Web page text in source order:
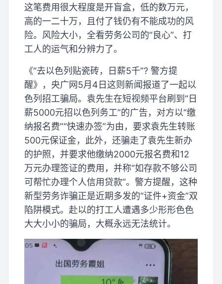
这笔费用很大程度是开盲盒，低的数万元，
高的一二十万，且付了钱仍有不能成功的风
险。风险大小，全看劳务公司的“良心”、打
工人的运气和分辨力了。
《“去以色列贴瓷砖，日薪5千”? 警方提
醒》，央广网5月4日这则新闻报道了一起以
色列招工骗局。袁先生在短视频平台刷到“日
薪5000元招以色列务工”的广告，对方以“缴
纳报名费”“快速办签”为由，要求袁先生转账
500元保证金，此外，还骗走了袁先生新办
的护照，并要求他缴纳2000元报名费和12
万元办理签证的费用，并称“如存款不够公司
可帮忙办理个人信用贷款”。警方提醒，这种
新型劳务诈骗正是近期多发的“证件+资金”双
陷阱模式。赴以的打工人遭遇多少形形色色
大大小小的骗局，大概永远无法统计。